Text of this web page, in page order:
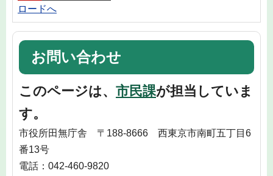
ロードへ
お問い合わせ
このページは、 市民課が担当していま
す。
市役所田無庁舎 〒188-8666 西東京市南町五丁目6
番13号
電話：042-460-9820